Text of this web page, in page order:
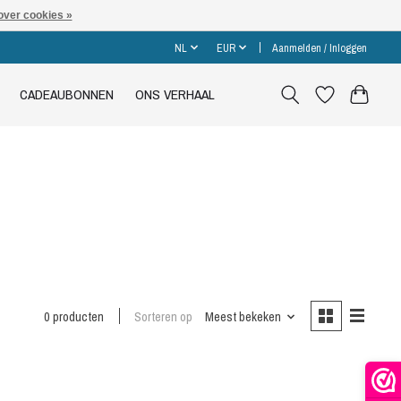
NL EUR Aanmelden / Inloggen
CADEAUBONNEN ONS VERHAAL
0 producten Sorteren op Meest bekeken
cookies »